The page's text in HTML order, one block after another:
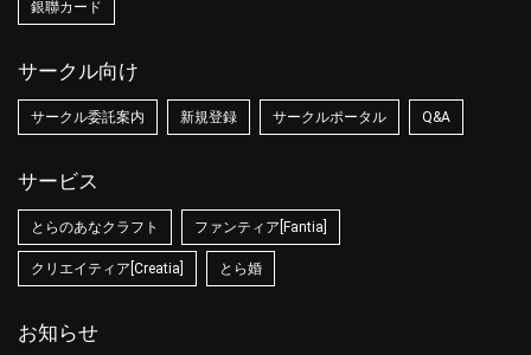
銀聯カード
サークル向け
サークル委託案内 新規登録 サークルポータル Q&A
サービス
とらのあなクラフト ファンティア[Fantia]
クリエイティア[Creatia] とら婚
お知らせ